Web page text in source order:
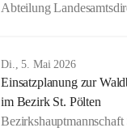
Abteilung
Di., 5. Mai 2026
Einsatzplanung zur
im Bezirk St. Pölten
Bezirkshauptmannschaft